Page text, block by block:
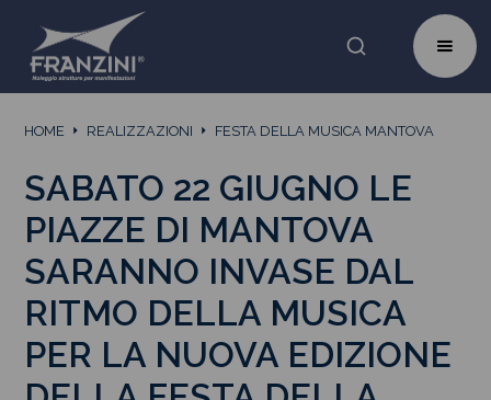
HOME REALIZZAZIONI FESTA DELLA MUSICA MANTOVA
SABATO 22 GIUGNO LE
PIAZZE DI MANTOVA
SARANNO INVASE DAL
RITMO DELLA MUSICA
PER LA NUOVA EDIZIONE